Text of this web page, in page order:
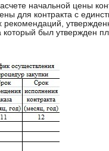
начальной цены
для контракта с
был утвержден